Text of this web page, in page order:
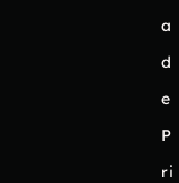
a
d
e
P
ri